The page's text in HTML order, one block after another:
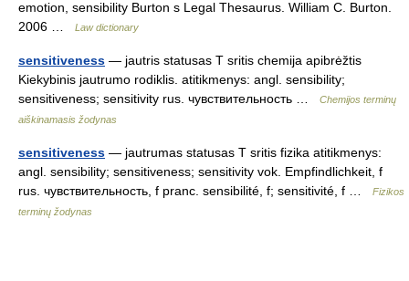
emotion, sensibility Burton s Legal Thesaurus. William C. Burton.
2006 …
Law dictionary
sensitiveness — jautris statusas T sritis chemija apibrėžtis
Kiekybinis jautrumo rodiklis. atitikmenys: angl. sensibility;
sensitiveness; sensitivity rus. чувствительность …
Chemijos terminų
aiškinamasis žodynas
sensitiveness — jautrumas statusas T sritis fizika atitikmenys:
angl. sensibility; sensitiveness; sensitivity vok. Empfindlichkeit, f
rus. чувствительность, f pranc. sensibilité, f; sensitivité, f …
Fizikos
terminų žodynas